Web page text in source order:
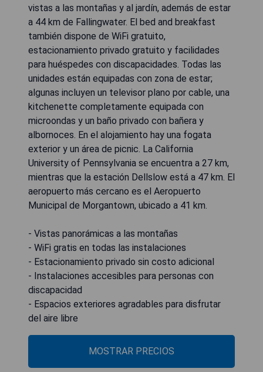
vistas a las montañas y al jardín, además de estar
a 44 km de Fallingwater. El bed and breakfast
también dispone de WiFi gratuito,
estacionamiento privado gratuito y facilidades
para huéspedes con discapacidades. Todas las
unidades están equipadas con zona de estar;
algunas incluyen un televisor plano por cable, una
kitchenette completamente equipada con
microondas y un baño privado con bañera y
albornoces. En el alojamiento hay una fogata
exterior y un área de picnic. La California
University of Pennsylvania se encuentra a 27 km,
mientras que la estación Dellslow está a 47 km. El
aeropuerto más cercano es el Aeropuerto
Municipal de Morgantown, ubicado a 41 km.
- Vistas panorámicas a las montañas
- WiFi gratis en todas las instalaciones
- Estacionamiento privado sin costo adicional
- Instalaciones accesibles para personas con
discapacidad
- Espacios exteriores agradables para disfrutar
del aire libre
MOSTRAR PRECIOS